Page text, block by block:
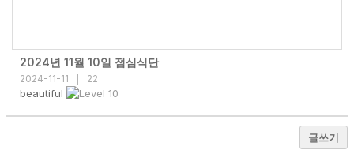
2024년 11월 10일 점심식단
2024-11-11 22
beautiful
글쓰기